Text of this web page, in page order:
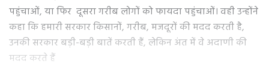
पहुंचाओं, या फिर दूसरा गरीब लोगों को फायदा पहुंचाओं। वही उन्होंने
कहा कि हमारी सरकार किसानों, गरीब, मजदूरों की मदद करती है,
उनकी सरकार बड़ी-बड़ी बातें करती हैं, लेकिन अंत में वे अदाणी की
मदद करते हैं